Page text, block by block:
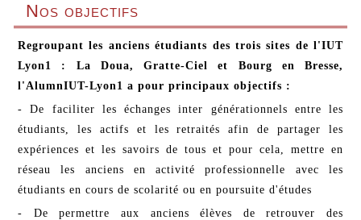
Nos objectifs
Regroupant les anciens étudiants des trois sites de l'IUT
Lyon1 : La Doua, Gratte-Ciel et Bourg en Bresse,
l'AlumnIUT-Lyon1 a pour principaux objectifs :
- De faciliter les échanges inter générationnels entre les
étudiants, les actifs et les retraités afin de partager les
expériences et les savoirs de tous et pour cela, mettre en
réseau les anciens en activité professionnelle avec les
étudiants en cours de scolarité ou en poursuite d'études
- De permettre aux anciens élèves de retrouver des